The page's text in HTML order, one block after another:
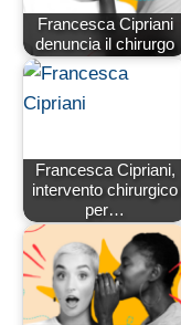
Francesca Cipriani
denuncia il chirurgo
Francesca Cipriani,
intervento chirurgico
per…